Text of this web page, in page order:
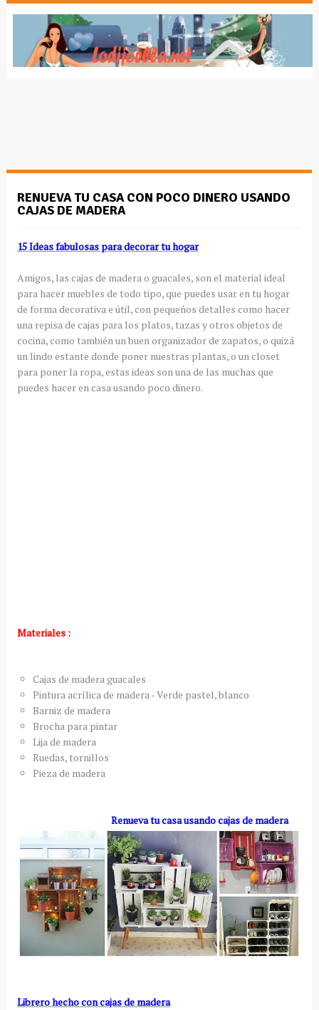
RENUEVA TU CASA CON POCO DINERO USANDO
CAJAS DE MADERA
15 Ideas fabulosas para decorar tu hogar
Amigos, las cajas de madera o guacales, son el material ideal
para hacer muebles de todo tipo, que puedes usar en tu hogar
de forma decorativa e útil, con pequeños detalles como hacer
una repisa de cajas para los platos, tazas y otros objetos de
cocina, como también un buen organizador de zapatos, o quizá
un lindo estante donde poner nuestras plantas, o un closet
para poner la ropa, estas ideas son una de las muchas que
puedes hacer en casa usando poco dinero.
Materiales :
Cajas de madera guacales
Pintura acrílica de madera - Verde pastel, blanco
Barniz de madera
Brocha para pintar
Lija de madera
Ruedas, tornillos
Pieza de madera
Renueva tu casa usando cajas de madera
Librero hecho con cajas de madera